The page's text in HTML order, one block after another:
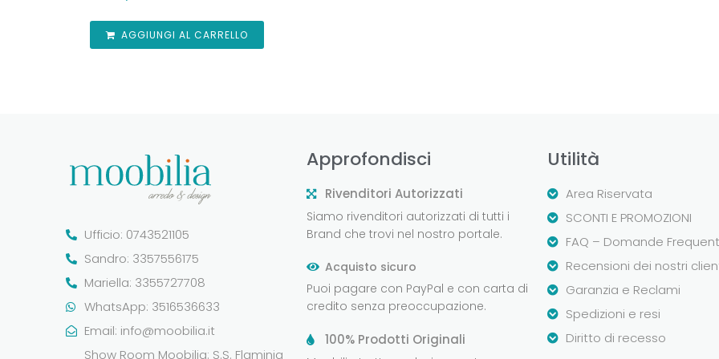
AGGIUNGI AL CARRELLO
Ufficio: 0743521105
Sandro: 3357556175
Mariella: 3355727708
WhatsApp: 3516536633
Email: info@moobilia.it
Show Room Moobilia: S.S. Flaminia
Approfondisci
Rivenditori Autorizzati
Siamo rivenditori autorizzati di tutti i
Brand che trovi nel nostro portale.
Acquisto sicuro
Puoi pagare con PayPal e con carta di
credito senza preoccupazione.
100% Prodotti Originali
Utilità
Area Riservata
SCONTI E PROMOZIONI
FAQ – Domande
Recensioni dei nostri
Garanzia e Reclami
Spedizioni e resi
Diritto di recesso